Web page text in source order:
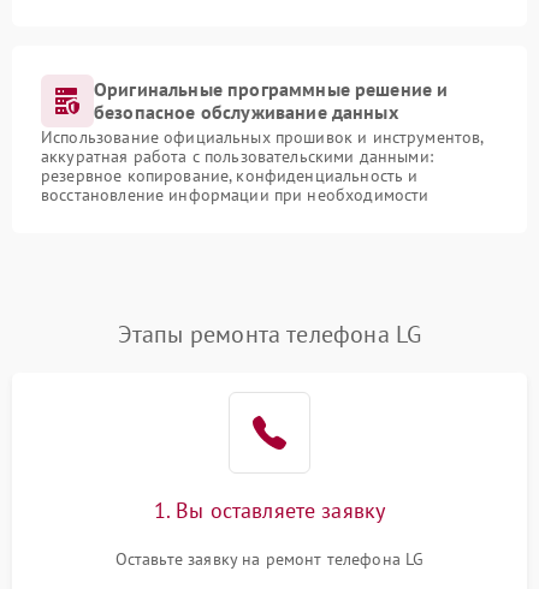
Оригинальные программные решение и
безопасное обслуживание данных
Использование официальных прошивок и инструментов,
аккуратная работа с пользовательскими данными:
резервное копирование, конфиденциальность и
восстановление информации при необходимости
Этапы ремонта телефона LG
1. Вы оставляете заявку
Оставьте заявку на ремонт телефона LG